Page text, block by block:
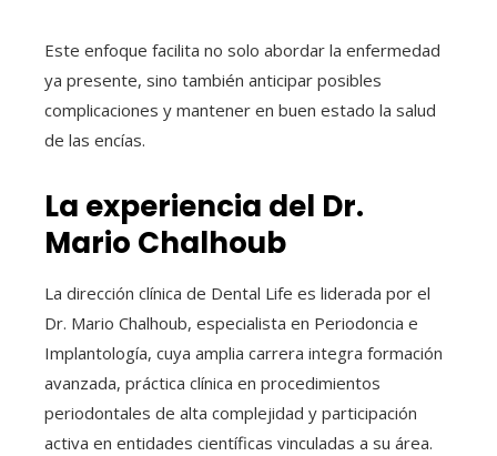
Este enfoque facilita no solo abordar la enfermedad
ya presente, sino también anticipar posibles
complicaciones y mantener en buen estado la salud
de las encías.
La experiencia del Dr.
Mario Chalhoub
La dirección clínica de Dental Life es liderada por el
Dr. Mario Chalhoub, especialista en Periodoncia e
Implantología, cuya amplia carrera integra formación
avanzada, práctica clínica en procedimientos
periodontales de alta complejidad y participación
activa en entidades científicas vinculadas a su área.